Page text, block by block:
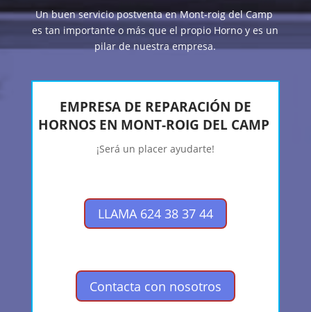
Un buen servicio postventa en Mont-roig del Camp
es tan importante o más que el propio Horno y es un
pilar de nuestra empresa.
EMPRESA DE REPARACIÓN DE
HORNOS EN MONT-ROIG DEL CAMP
¡Será un placer ayudarte!
LLAMA 624 38 37 44
Contacta con nosotros